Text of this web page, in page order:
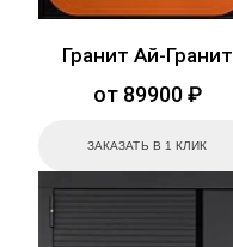
Гранит Ай-Гранит
от 89900 ₽
ЗАКАЗАТЬ В 1 КЛИК